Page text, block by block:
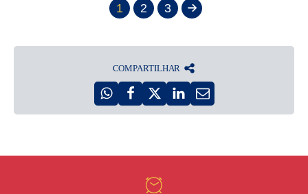
1 2 3
COMPARTILHAR